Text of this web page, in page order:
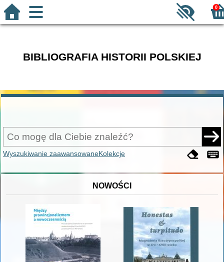
0
BIBLIOGRAFIA HISTORII POLSKIEJ
Wyszukiwanie zaawansowaneKolekcje
NOWOŚCI